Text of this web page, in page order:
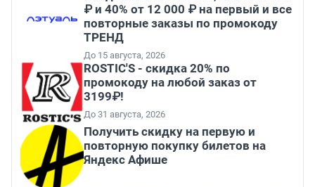
₽ и 40% от 12 000 ₽ на первый и все
повторные заказы по промокоду
ТРЕНД
До 15 августа, 2026
ROSTIC'S - скидка 20% по
промокоду на любой заказ от
3199₽!
До 31 августа, 2026
Получить скидку на первую и
повторную покупку билетов на
Яндекс Афише